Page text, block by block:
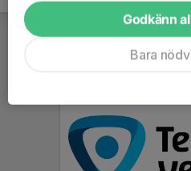
Godkänn
Bara